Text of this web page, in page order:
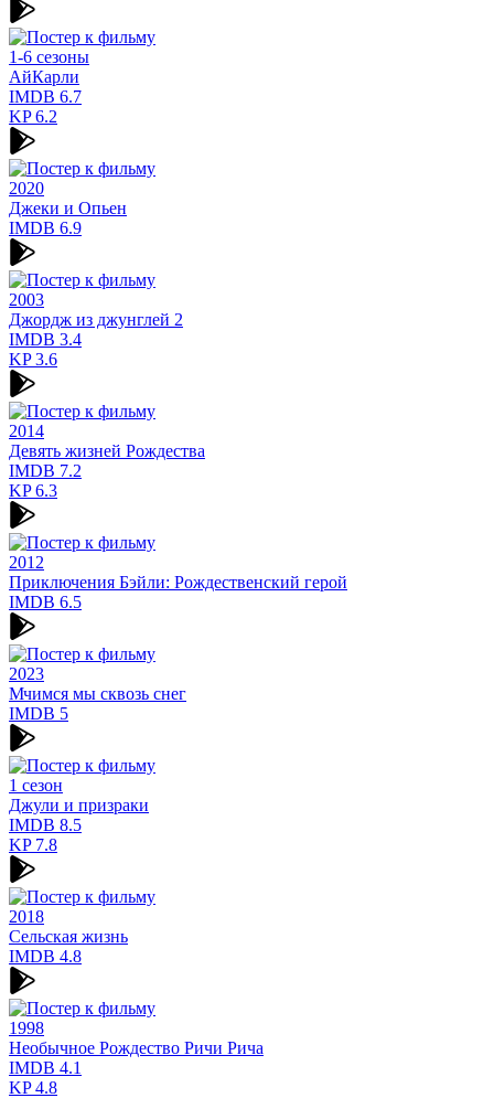
1-6 сезоны
АйКарли
IMDB 6.7
KP6.2
2020
Джеки и Опьен
IMDB 6.9
2003
Джордж из джунглей 2
IMDB 3.4
KP3.6
2014
Девять жизней Рождества
IMDB 7.2
KP6.3
2012
Приключения Бэйли: Рождественский герой
IMDB 6.5
2023
Мчимся мы сквозь снег
IMDB 5
1 сезон
Джули и призраки
IMDB 8.5
KP7.8
2018
Сельская жизнь
IMDB 4.8
1998
Необычное Рождество Ричи Рича
IMDB 4.1
KP4.8